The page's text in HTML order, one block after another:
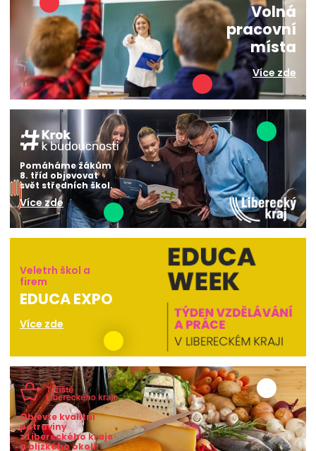
Volná
pracovní
místa
Více zde
Pomáháme žákům
8. tříd objevovat
svět středních škol.
Více zde
Veletrh škol a
firem
EDUCA EXPO
Více zde
Objevte kvalitní
potraviny
z Libereckého kraje
a blízkého okolí!